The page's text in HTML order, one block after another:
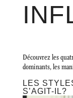
Découvrez les
dominants, les
LES
S’AGIT-IL?